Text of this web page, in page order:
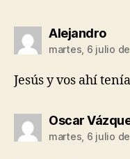
Alejandrodice:
martes, 6 julio
Jesús y vos ahí
Oscar
martes, 6 julio